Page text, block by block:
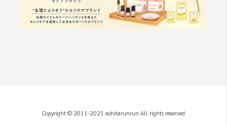
Copyright © 2011-2021 ashitarunrun All rights reserved